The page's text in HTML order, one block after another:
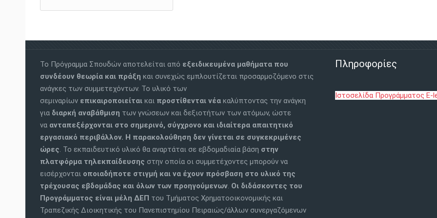
Το Πρόγραμμα Σπουδών αποτελείται από εξειδικευμένα μαθήματα που
συνδέουν θεωρία και πράξη και συνεχώς εμπλουτίζεται προσαρμοζόμενο στις
ανάγκες των συμμετεχόντων. Το υλικό των
σεμιναρίων επικαιροποιείται και προστίθενται νέα καλύπτοντας την ανάγκη
για διαρκή αναβάθμιση των γνώσεων και δεξιοτήτων των ατόμων, ώστε
να ανταπεξέρχονται στο σημερινό, σύγχρονο και ιδιαίτερα απαιτητικό
εργασιακό περιβάλλον. Η παρακολούθηση δεν γίνεται σε συγκεκριμένες
ώρες. Το εκπαιδευτικό υλικό θα αναρτάται σε εβδομαδιαία βάση στην
πλατφόρμα τηλεκπαίδευσης στην οποία οι συμμετέχοντες μπορούν να
εισέρχονται οποιαδήποτε στιγμή και να έχουν πρόσβαση στο υλικό της
τρέχουσας εβδομάδας και όλων των προηγούμενων. Οι διδάσκοντες του
Προγράμματος είναι μέλη ΔΕΠ του Τμήματος Χρηματοοικονομικής και
Τραπεζικής Διοικητικής του Πανεπιστημίου Πειραιώς/άλλων συνεργαζόμενων
Πληροφορίες
Ιστοσελίδα Προγράμματος E-